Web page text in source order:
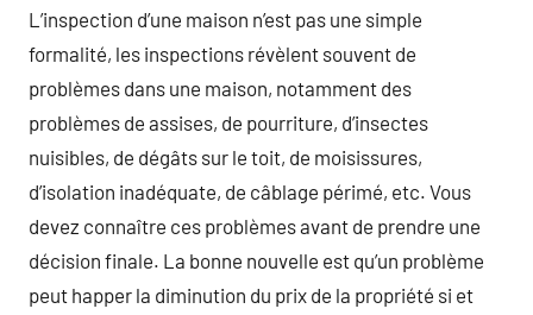
L’inspection d’une maison n’est pas une simple
formalité, les inspections révèlent souvent de
problèmes dans une maison, notamment des
problèmes de assises, de pourriture, d’insectes
nuisibles, de dégâts sur le toit, de moisissures,
d’isolation inadéquate, de câblage périmé, etc. Vous
devez connaître ces problèmes avant de prendre une
décision finale. La bonne nouvelle est qu’un problème
peut happer la diminution du prix de la propriété si et